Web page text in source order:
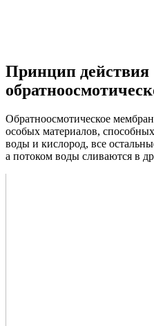
Принцип действия
Обратноосмотическое
особых материалов,
воды и кислород, все
а потоком воды сливаются в